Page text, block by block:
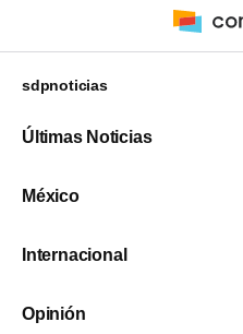
sdpnoticias
Últimas Noticias
México
Internacional
Opinión